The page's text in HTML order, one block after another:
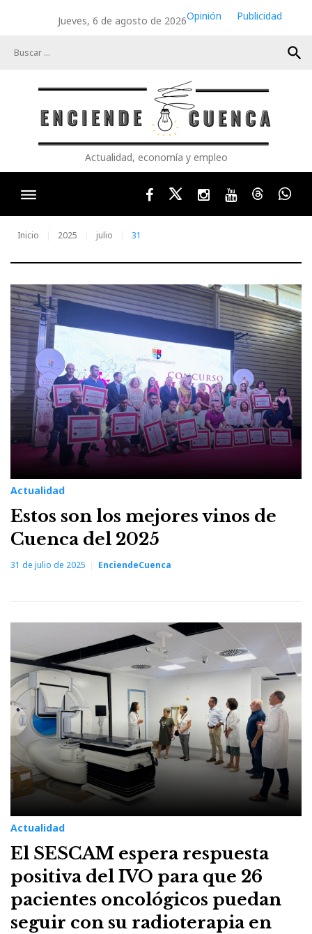
Jueves, 6 de agosto de 2026Opinión
Publicidad
search
Actualidad, economía y empleo
FacebookTwitterInstagram
YoutubeThreads
Inicio 2025 julio 31
Día:
31
de
julio
de
2025
Actualidad
Estos son los mejores vinos de
Cuenca del 2025
31 de julio de 2025 EnciendeCuenca
Actualidad
El SESCAM espera respuesta
positiva del IVO para que 26
pacientes oncológicos puedan
seguir con su radioterapia en